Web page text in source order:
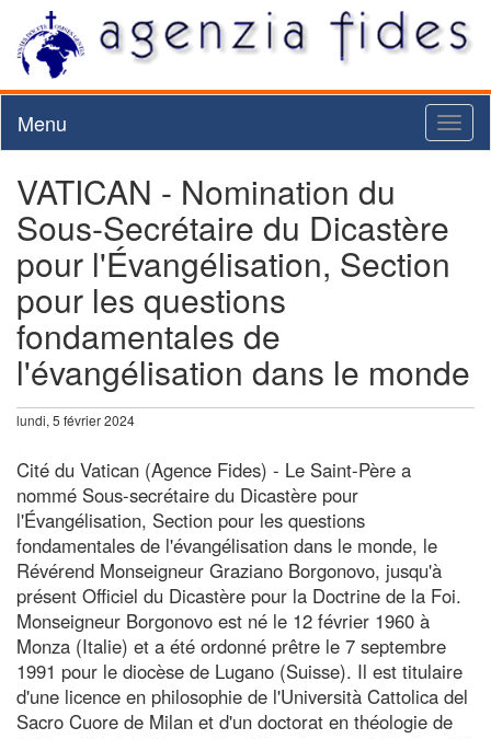
Menu
VATICAN - Nomination du
Sous-Secrétaire du Dicastère
pour l'Évangélisation, Section
pour les questions
fondamentales de
l'évangélisation dans le monde
lundi, 5 février 2024
Cité du Vatican (Agence Fides) - Le Saint-Père a
nommé Sous-secrétaire du Dicastère pour
l'Évangélisation, Section pour les questions
fondamentales de l'évangélisation dans le monde, le
Révérend Monseigneur Graziano Borgonovo, jusqu'à
présent Officiel du Dicastère pour la Doctrine de la Foi.
Monseigneur Borgonovo est né le 12 février 1960 à
Monza (Italie) et a été ordonné prêtre le 7 septembre
1991 pour le diocèse de Lugano (Suisse). Il est titulaire
d'une licence en philosophie de l'Università Cattolica del
Sacro Cuore de Milan et d'un doctorat en théologie de